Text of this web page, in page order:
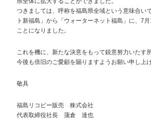
つきましては、呼称を福島県全域という意味合い
ト新福島」から「ウォーターネット福島」に、7
ことになりました。
これを機に、新たな決意をもって鋭意努力いたす
今後も倍旧のご愛顧を賜りますようお願い申し上げ
敬具
福島リコピー販売 株式会社
代表取締役社長 蒲倉 達也